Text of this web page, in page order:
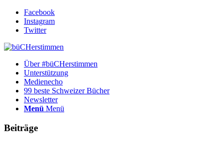
Facebook
Instagram
Twitter
Über #büCHerstimmen
Unterstützung
Medienecho
99 beste Schweizer Bücher
Newsletter
Menü Menü
Beiträge